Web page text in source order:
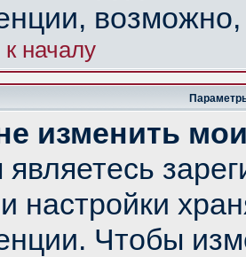
началу
изменить
настройки
Чтобы